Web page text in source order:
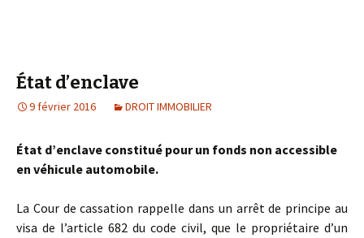
État d’enclave
9 février 2016 DROIT IMMOBILIER
État d’enclave constitué pour un fonds non accessible
en véhicule automobile.
La Cour de cassation rappelle dans un arrêt de principe au
visa de l’article 682 du code civil, que le propriétaire d’un